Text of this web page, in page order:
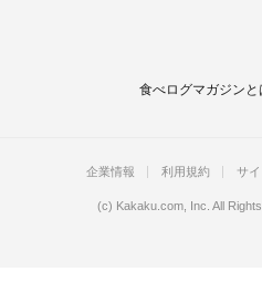
食べログマガジンと
企業情報 利用規約 サ
(c) Kakaku.com, Inc. All